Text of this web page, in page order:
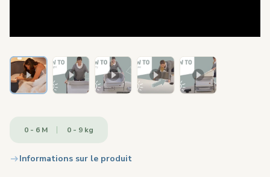
0 - 6 M 0 - 9 kg
Informations sur le produit